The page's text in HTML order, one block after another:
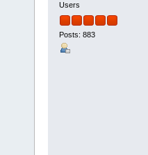
Users
Posts: 883